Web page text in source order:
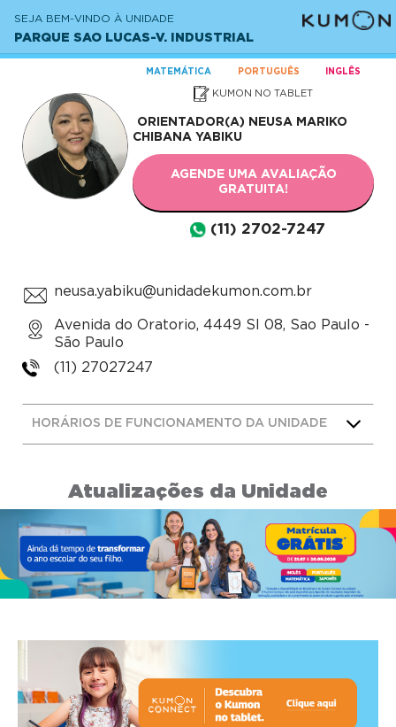
SEJA BEM-VINDO À UNIDADE
PARQUE SAO LUCAS-V. INDUSTRIAL
MATEMÁTICA PORTUGUÊS INGLÊS
KUMON NO TABLET
ORIENTADOR(A) NEUSA MARIKO
CHIBANA YABIKU
AGENDE UMA AVALIAÇÃO
GRATUITA!
(11) 2702-7247
neusa.yabiku@unidadekumon.com.br
Avenida do Oratorio, 4449 Sl 08, Sao Paulo -
São Paulo
(11) 27027247
HORÁRIOS DE FUNCIONAMENTO DA UNIDADE
Atualizações da Unidade